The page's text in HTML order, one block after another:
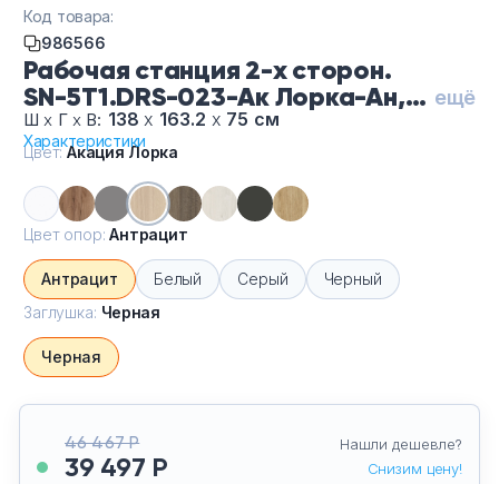
Рабочая станция 2-х сторон.
SN-5T1.DRS-023-Ак Лорка-Ан,
цвет Акация Лорка, цвет опор
Антрацит, заглушка Черная
ещё
Ш х Г х В: 138 х 163.2 х 75 см
Характеристики
Код товара:
986566
46 467 Р
39 497 Р
Нашли дешевле?
Снизим цену!
Цвет:Акация Лорка
Цвет опор:Антрацит
Антрацит Белый Серый
Черный
Заглушка: Черная
Черная
Офисные шкафы
Офисные диваны
Сейфы и металлическая мебель
Обеденная зона
Искусственные растения